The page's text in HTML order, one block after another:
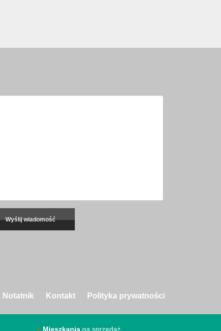
Notatnik Kontakt Polityka prywatności
Mieszkania na sprzedaż